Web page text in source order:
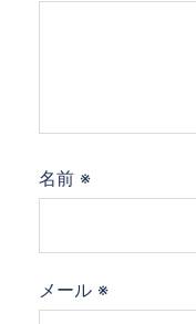
名前 ※
メール ※